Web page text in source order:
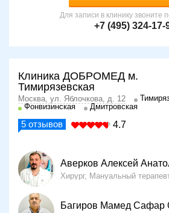
Для записи в клинику звоните
+7 (495) 324-17-
Клиника ДОБРОМЕД м.
Тимирязевская
Москва, ул. Яблочкова, д. 12
Фонвизинская
Дмитровская
5 отзывов 4.7
Аверков Алексей
Хирург, Мануальный
Багиров Мамед Сафар